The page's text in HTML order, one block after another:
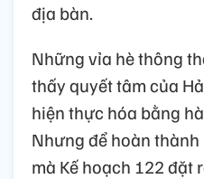
địa bàn.
Những vỉa hè thông
thấy quyết tâm của
hiện thực hóa bằng
Nhưng để hoàn
mà Kế hoạch 122 đặt